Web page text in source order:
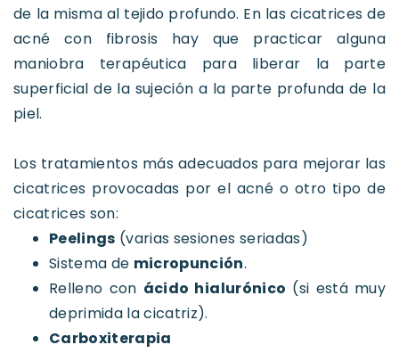
de la misma al tejido profundo. En las cicatrices de
acné con fibrosis hay que practicar alguna
maniobra terapéutica para liberar la parte
superficial de la sujeción a la parte profunda de la
piel.
Los tratamientos más adecuados para mejorar las
cicatrices provocadas por el acné o otro tipo de
cicatrices son:
Peelings (varias sesiones seriadas)
Sistema de micropunción.
Relleno con ácido hialurónico (si está muy
deprimida la cicatriz).
Carboxiterapia